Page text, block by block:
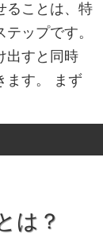
ることは、特
ップです。
出すと同時
ます。 まず
は？